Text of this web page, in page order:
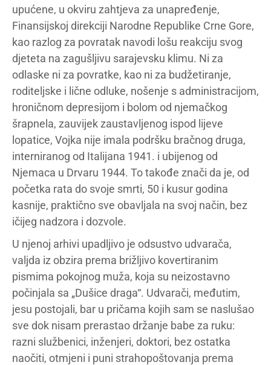
upućene, u okviru zahtjeva za unapređenje,
Finansijskoj direkciji Narodne Republike Crne Gore,
kao razlog za povratak navodi lošu reakciju svog
djeteta na zagušljivu sarajevsku klimu. Ni za
odlaske ni za povratke, kao ni za budžetiranje,
roditeljske i lične odluke, nošenje s administracijom,
hroničnom depresijom i bolom od njemačkog
šrapnela, zauvijek zaustavljenog ispod lijeve
lopatice, Vojka nije imala podršku bračnog druga,
interniranog od Italijana 1941. i ubijenog od
Njemaca u Drvaru 1944. To takođe znači da je, od
početka rata do svoje smrti, 50 i kusur godina
kasnije, praktično sve obavljala na svoj način, bez
ičijeg nadzora i dozvole.
U njenoj arhivi upadljivo je odsustvo udvarača,
valjda iz obzira prema brižljivo kovertiranim
pismima pokojnog muža, koja su neizostavno
počinjala sa „Dušice draga“. Udvarači, međutim,
jesu postojali, bar u pričama kojih sam se naslušao
sve dok nisam prerastao držanje babe za ruku:
razni službenici, inženjeri, doktori, bez ostatka
naočiti, otmjeni i puni strahopoštovanja prema